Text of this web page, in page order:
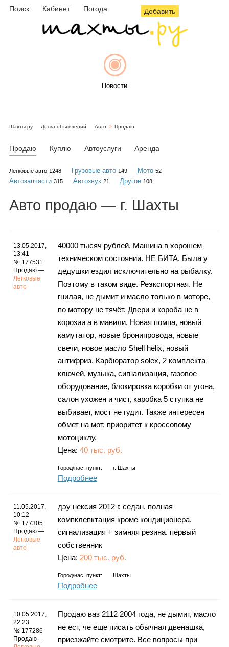
Поиск Кабинет Погода Добавить
Новости
Объявления
Инфо
Карты
Фотогалерея
Шахты.ру Доска объявлений Авто Продаю
Продаю Куплю Автоуслуги Аренда
Легковые авто 1248 Грузовые авто 149 Мото 52
Автозапчасти 315 Автозвук 21 Другое 108
Авто продаю — г. Шахты
13.05.2017,
13:41
№ 177531
Продаю —
Легковые
авто
40000 тысяч рублей. Машина в хорошем
техническом состоянии. НЕ БИТА. Была у
дедушки ездил исключительно на рыбалку.
Поэтому в таком виде. Реэкспортная. Не
гнилая, не дымит и масло только в моторе,
по мотору не тячёт. Двери и короба не в
корозии а в мавили. Новая помпа, новый
камутатор, новые бронипровода, новые
свечи, новое масло Shell helix, новый
антифриз. Карбюратор solex, 2 комплекта
ключей, музыка, сигнализация, газовое
оборудование, блокировка коробки от угона,
салон ухожен и чист, каробка 5 ступка не
выбивает, мост не гудит. Также интересен
обмет на мот, приоритет к кроссовому
мотоциклу.
Цена: 40 тыс. руб.
Город/нас. пункт: г. Шахты
Подробнее
11.05.2017,
10:12
№ 177305
Продаю —
Легковые
авто
дэу нексия 2012 г. седан, полная
компклепктация кроме кондиционера.
сигнализация + зимняя резина. первый
собственник
Цена: 200 тыс. руб.
Город/нас. пункт: Шахты
Подробнее
10.05.2017,
22:23
№ 177286
Продаю —
Продаю ваз 2112 2004 года, не дымит, масло
не ест, че еще писать обычная двенашка,
приезжайте смотрите. Все вопросы при